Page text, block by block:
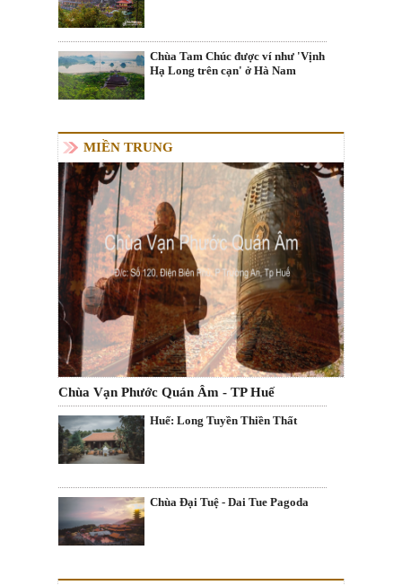
Chùa Tam Chúc được ví như 'Vịnh
Hạ Long trên cạn' ở Hà Nam
MIỀN TRUNG
Chùa Vạn Phước Quán Âm - TP Huế
Huế: Long Tuyền Thiền Thất
Chùa Đại Tuệ - Dai Tue Pagoda